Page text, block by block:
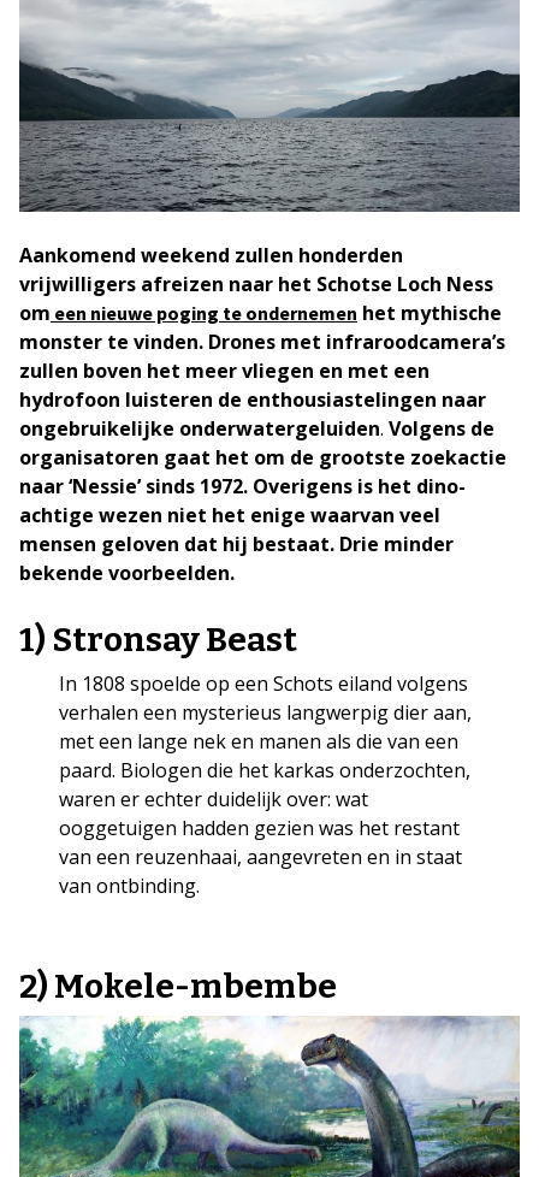
Aankomend weekend zullen honderden
vrijwilligers afreizen naar het Schotse Loch Ness
om een nieuwe poging te ondernemen het mythische
monster te vinden. Drones met infraroodcamera’s
zullen boven het meer vliegen en met een
hydrofoon luisteren de enthousiastelingen naar
ongebruikelijke onderwatergeluiden. Volgens de
organisatoren gaat het om de grootste zoekactie
naar ‘Nessie’ sinds 1972. Overigens is het dino-
achtige wezen niet het enige waarvan veel
mensen geloven dat hij bestaat. Drie minder
bekende voorbeelden.
1) Stronsay Beast
In 1808 spoelde op een Schots eiland volgens
verhalen een mysterieus langwerpig dier aan,
met een lange nek en manen als die van een
paard. Biologen die het karkas onderzochten,
waren er echter duidelijk over: wat
ooggetuigen hadden gezien was het restant
van een reuzenhaai, aangevreten en in staat
van ontbinding.
2) Mokele-mbembe